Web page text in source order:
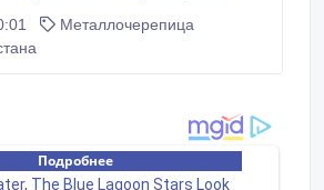
частного и
Металлочерепица